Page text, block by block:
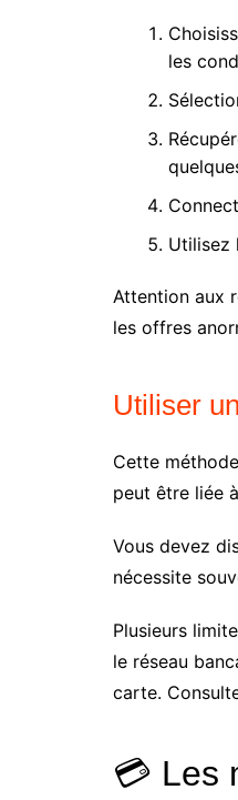
les
Utilisez
Attention aux
les offres
Utiliser
Cette
peut être liée
Vous devez
nécessite
Plusieurs
le réseau
carte.
💳 Les